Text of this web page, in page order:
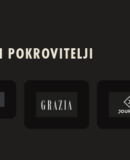
POKROVITELJI